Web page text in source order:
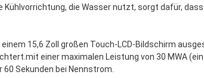
Kühlvorrichtung, die Wasser nutzt, sorgt dafür,
einem 15,6 Zoll großen Touch-LCD-Bildschirm
einer maximalen Leistung von 30 MWA
60 Sekunden bei Nennstrom.